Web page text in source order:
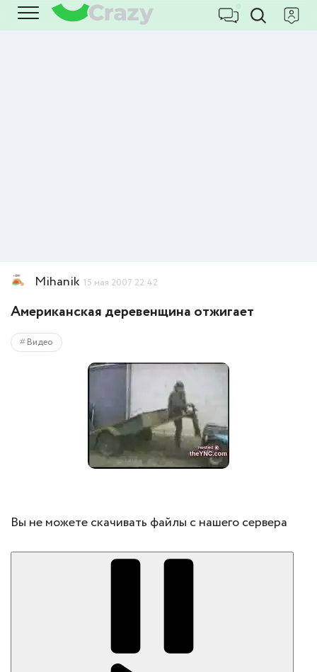
Mihanik 15 мая 2007 22:42
Американская деревенщина отжигает
Видео
Вы не можете скачивать файлы с нашего сервера